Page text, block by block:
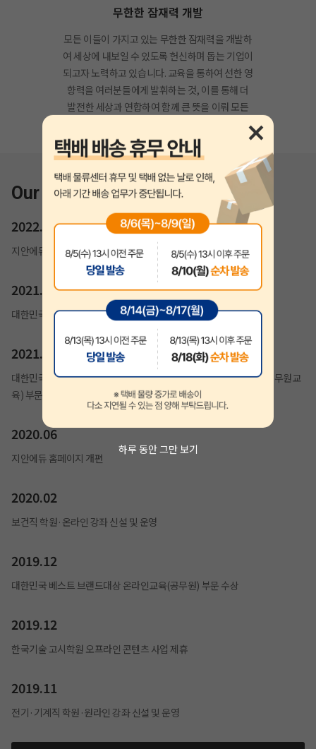
하루 동안 그만 보기
무한한 잠재력 개발
모든 이들이 가지고 있는 무한한 잠재력을 개발하
여 세상에 내보일 수 있도록 헌신하며 돕는 기업이
되고자 노력하고 있습니다. 교육을 통하여 선한 영
향력을 여러분들에게 발휘하는 것, 이를 통해 더
발전한 세상과 연합하여 함께 큰 뜻을 이뤄 모든
Our History
2022.02
지안에듀 자격증 홈페이지 개편
2021.07
대한민국 소비자만족도 1위 교육(기술직공무원) 부문 수상
2021.01
대한민국 브랜드평가 1위 교육브랜드(계리직공무원), 교육브랜드(공무원교
육) 부문 수상
2020.06
지안에듀 홈페이지 개편
2020.02
보건직 학원·온라인 강좌 신설 및 운영
2019.12
대한민국 베스트 브랜드대상 온라인교육(공무원) 부문 수상
2019.12
한국기술 고시학원 오프라인 콘텐츠 사업 제휴
2019.11
전기·기계직 학원·원라인 강좌 신설 및 운영